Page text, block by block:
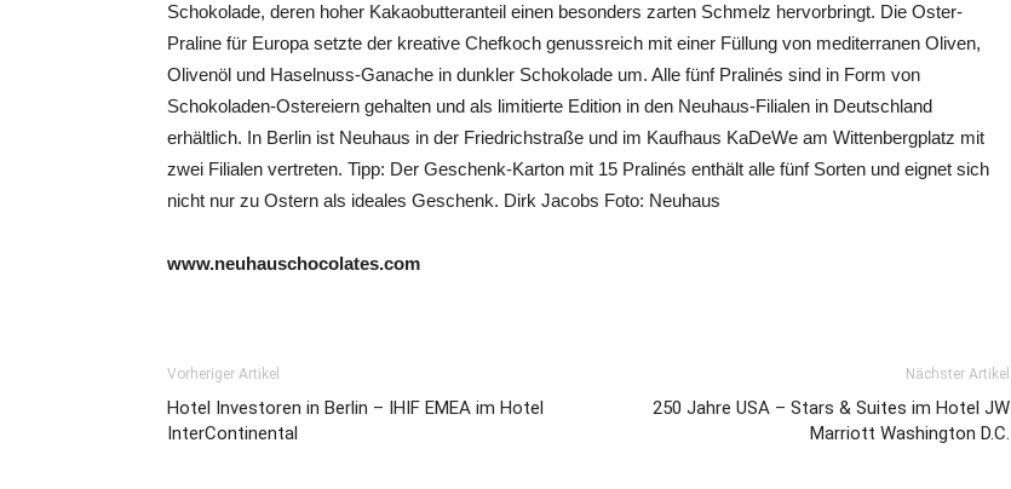
Schokolade, deren hoher Kakaobutteranteil einen besonders zarten Schmelz hervorbringt. Die Oster-
Praline für Europa setzte der kreative Chefkoch genussreich mit einer Füllung von mediterranen Oliven,
Olivenöl und Haselnuss-Ganache in dunkler Schokolade um. Alle fünf Pralinés sind in Form von
Schokoladen-Ostereiern gehalten und als limitierte Edition in den Neuhaus-Filialen in Deutschland
erhältlich. In Berlin ist Neuhaus in der Friedrichstraße und im Kaufhaus KaDeWe am Wittenbergplatz mit
zwei Filialen vertreten. Tipp: Der Geschenk-Karton mit 15 Pralinés enthält alle fünf Sorten und eignet sich
nicht nur zu Ostern als ideales Geschenk. Dirk Jacobs Foto: Neuhaus
www.neuhauschocolates.com
Vorheriger Artikel
Hotel Investoren in Berlin – IHIF EMEA im Hotel
InterContinental
Nächster Artikel
250 Jahre USA – Stars & Suites im Hotel JW
Marriott Washington D.C.